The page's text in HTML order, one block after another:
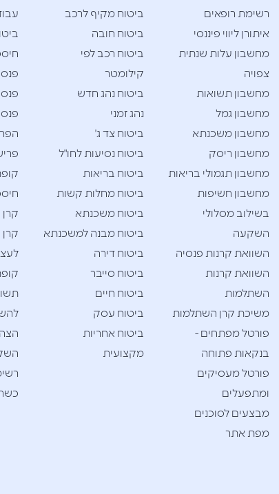
רשימת רופאים
איתורן ליווי פיננסי
מחשבון עלות שנתית
צפויה
מחשבון תשואות
מחשבון גמל
מחשבון משכנתא
מחשבון ריסק
מחשבון תגמולי בריאות
מחשבון חשיפות
בשילוב מסלולי
השקעה
השוואת קרנות פנסיה
השוואת קרנות
השתלמות
משיכת קרן השתלמות
פורטל מפתחים -
בנקאות פתוחה
פורטל מעסיקים
ומתפעלים
מבצעים לסוכנים
מפת אתר
ביטוח מקיף לרכב
ביטוח חובה
ביטוח רכב לפי
קילומטר
ביטוח נהג חדש
נהג זמני
ביטוח צד ג'
ביטוח נסיעות לחו"ל
ביטוח בריאות
ביטוח מחלות קשות
ביטוח משכנתא
ביטוח מבנה למשכנתא
ביטוח דירה
ביטוח סייבר
ביטוח חיים
ביטוח עסק
ביטוח אחריות
מקצועית